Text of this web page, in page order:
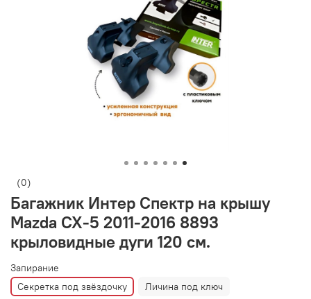
(0)
Багажник Интер Спектр на крышу
Mazda CX-5 2011-2016 8893
крыловидные дуги 120 см.
Запирание
Секретка под звёздочку
Личина под ключ